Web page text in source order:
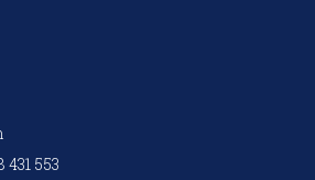
431 553